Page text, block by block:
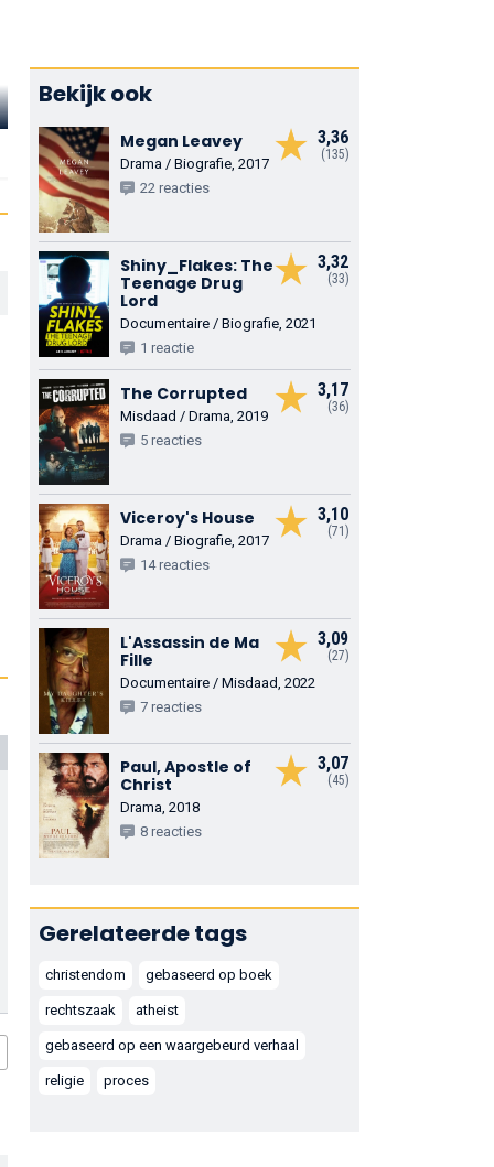
L. Scott Caldwell
Alfie Davis Kenny London
Bekijk ook
3,36
(135)
Megan Leavey
Drama / Biografie, 2017
22 reacties
3,32
(33)
Shiny_Flakes: The
Teenage Drug
Lord
Documentaire / Biografie, 2021
1 reactie
3,17
(36)
The Corrupted
Misdaad / Drama, 2019
5 reacties
3,10
(71)
Viceroy's House
Drama / Biografie, 2017
14 reacties
3,09
(27)
L'Assassin de Ma
Fille
Documentaire / Misdaad, 2022
7 reacties
3,07
(45)
Paul, Apostle of
Christ
Drama, 2018
8 reacties
Gerelateerde tags
christendom gebaseerd op boek
rechtszaak atheist
gebaseerd op een waargebeurd verhaal
religie proces